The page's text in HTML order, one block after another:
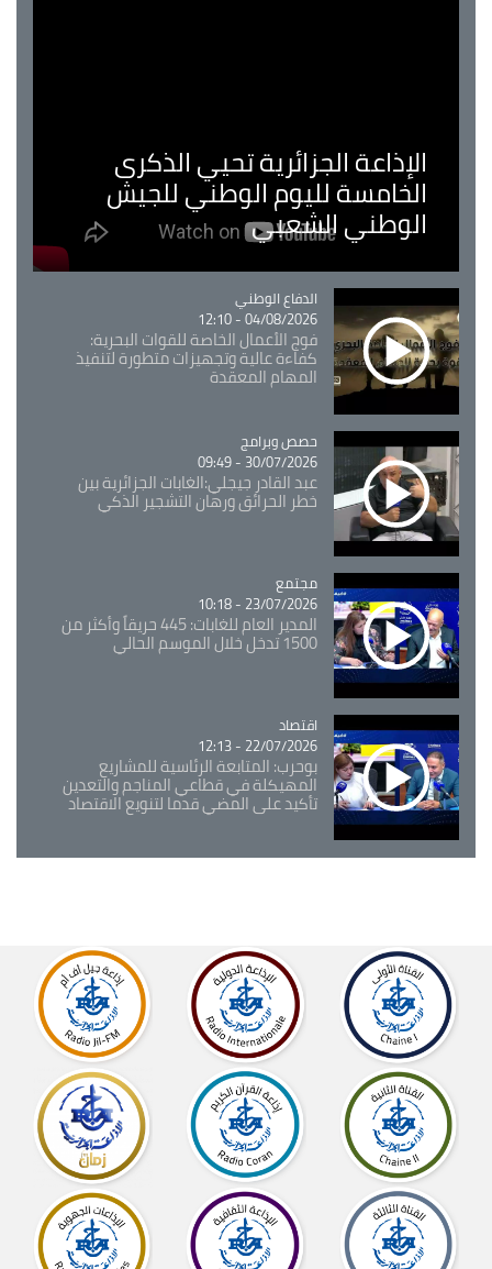
الإذاعة الجزائرية تحيي الذكرى
الخامسة لليوم الوطني للجيش
الوطني الشعبي
Catégorie
الدفاع الوطني
04/08/2026 - 12:10
فوج الأعمال الخاصة للقوات البحرية:
كفاءة عالية وتجهيزات متطورة لتنفيذ
المهام المعقدة
Catégorie
حصص وبرامج
30/07/2026 - 09:49
عبد القادر جيجلي:الغابات الجزائرية بين
خطر الحرائق ورهان التشجير الذكي
Catégorie
مجتمع
23/07/2026 - 10:18
المدير العام للغابات: 445 حريقاً وأكثر من
1500 تدخل خلال الموسم الحالي
Catégorie
اقتصاد
22/07/2026 - 12:13
بوحرب: المتابعة الرئاسية للمشاريع
المهيكلة في قطاعي المناجم والتعدين
تأكيد على المضي قدما لتنويع الاقتصاد